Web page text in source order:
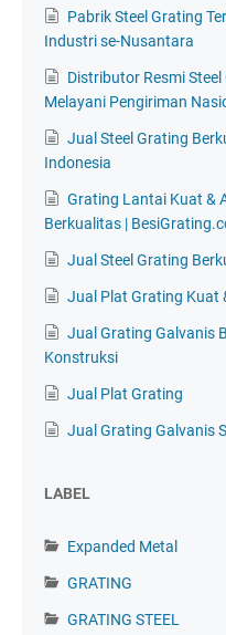
Pabrik Steel Grating
Industri se-Nusantara
Distributor Resmi
Melayani Pengiriman
Jual Steel Grating
Indonesia
Grating Lantai Kuat &
Berkualitas |
Jual Steel Grating
Jual Plat Grating Kuat
Jual Grating Galvanis
Konstruksi
Jual Plat Grating
Jual Grating Galvanis
LABEL
Expanded Metal
GRATING
GRATING STEEL